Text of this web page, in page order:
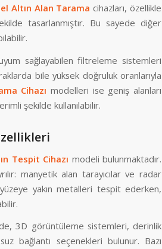
Altın Alan Tarama cihazları, özellikle
tasarlanmıştır. Bu sayede diğer
sağlayabilen filtreleme sistemleri
bile yüksek doğruluk oranlarıyla
Cihazı modelleri ise geniş alanları
şekilde kullanılabilir.
Tespit Cihazı modeli bulunmaktadır.
manyetik alan tarayıcılar ve radar
yakın metalleri tespit ederken,
3D görüntüleme sistemleri, derinlik
bağlantı seçenekleri bulunur. Bazı